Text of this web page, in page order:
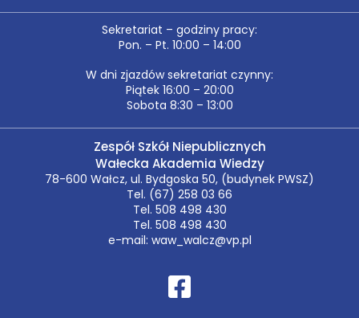
Sekretariat – godziny pracy:
Pon. – Pt. 10:00 – 14:00
W dni zjazdów sekretariat czynny:
Piątek 16:00 – 20:00
Sobota 8:30 – 13:00
Zespół Szkół Niepublicznych
Wałecka Akademia Wiedzy
78-600 Wałcz, ul. Bydgoska 50, (budynek PWSZ)
Tel. (67) 258 03 66
Tel. 508 498 430
Tel. 508 498 430
e-mail: waw_walcz@vp.pl